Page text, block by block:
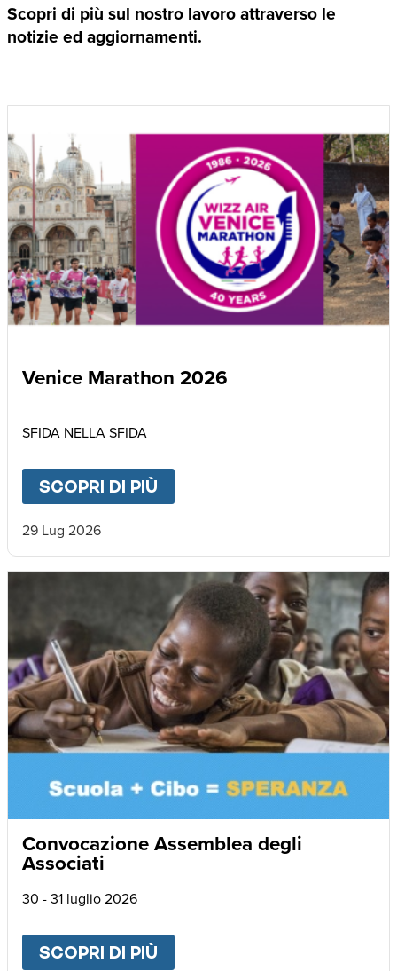
Scopri di più sul nostro lavoro attraverso le
notizie ed aggiornamenti.
Venice Marathon 2026
SFIDA NELLA SFIDA
SCOPRI DI PIÙ
29 Lug 2026
Convocazione Assemblea degli
Associati
30 - 31 luglio 2026
SCOPRI DI PIÙ